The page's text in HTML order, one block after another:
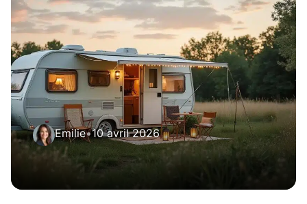
Emilie•10 avril 2026